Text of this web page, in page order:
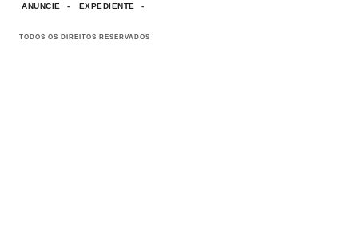
ANUNCIE EXPEDIENTE
TODOS OS DIREITOS RESERVADOS